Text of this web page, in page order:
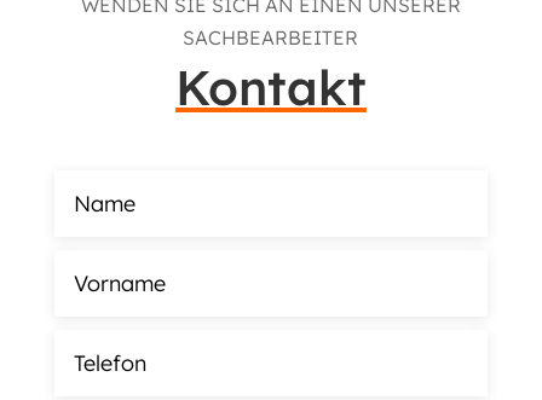
SACHBEARBEITER
Kontakt